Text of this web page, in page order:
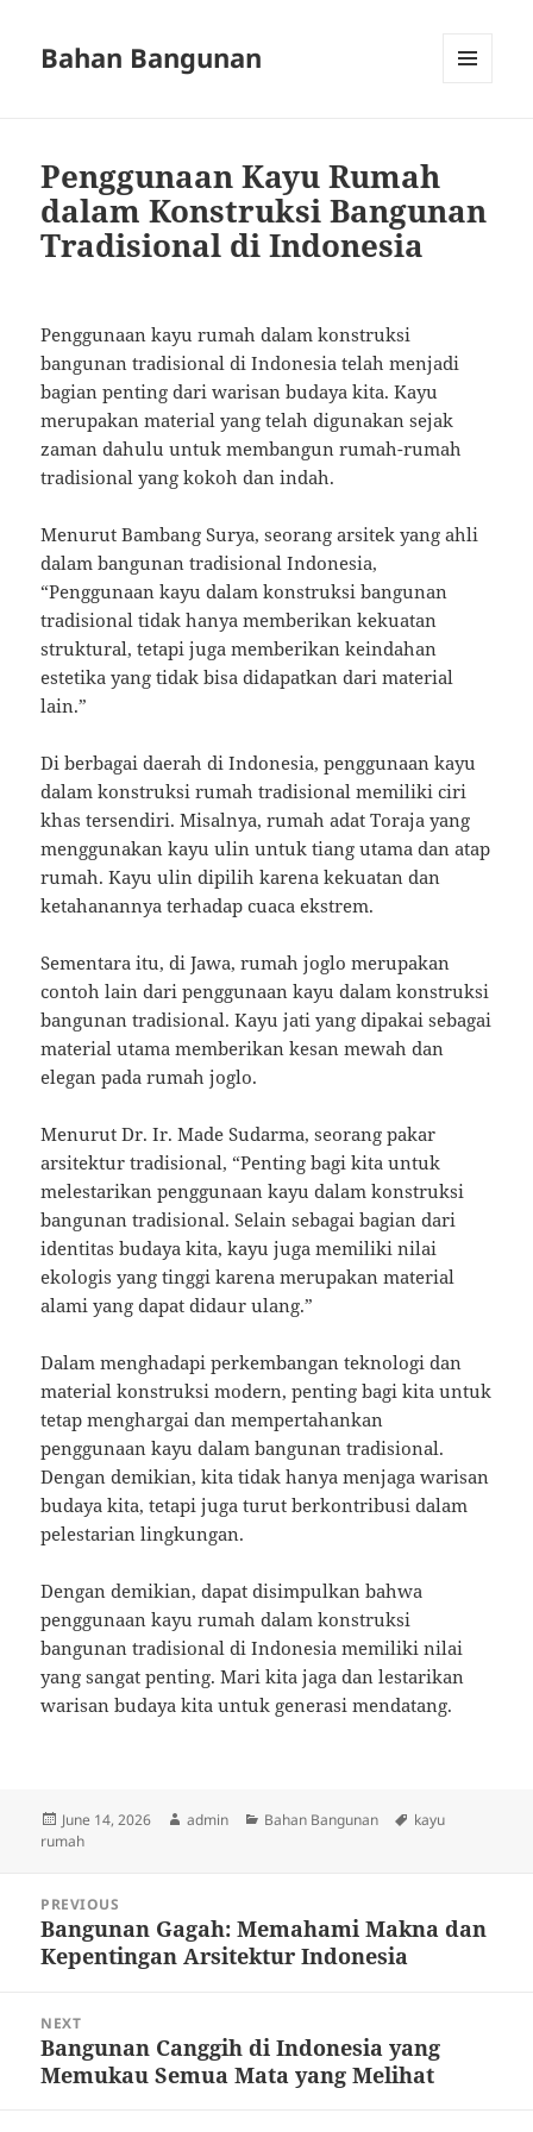
Bahan Bangunan
Penggunaan Kayu Rumah
dalam Konstruksi Bangunan
Tradisional di Indonesia
Penggunaan kayu rumah dalam konstruksi
bangunan tradisional di Indonesia telah menjadi
bagian penting dari warisan budaya kita. Kayu
merupakan material yang telah digunakan sejak
zaman dahulu untuk membangun rumah-rumah
tradisional yang kokoh dan indah.
Menurut Bambang Surya, seorang arsitek yang ahli
dalam bangunan tradisional Indonesia,
“Penggunaan kayu dalam konstruksi bangunan
tradisional tidak hanya memberikan kekuatan
struktural, tetapi juga memberikan keindahan
estetika yang tidak bisa didapatkan dari material
lain.”
Di berbagai daerah di Indonesia, penggunaan kayu
dalam konstruksi rumah tradisional memiliki ciri
khas tersendiri. Misalnya, rumah adat Toraja yang
menggunakan kayu ulin untuk tiang utama dan atap
rumah. Kayu ulin dipilih karena kekuatan dan
ketahanannya terhadap cuaca ekstrem.
Sementara itu, di Jawa, rumah joglo merupakan
contoh lain dari penggunaan kayu dalam konstruksi
bangunan tradisional. Kayu jati yang dipakai sebagai
material utama memberikan kesan mewah dan
elegan pada rumah joglo.
Menurut Dr. Ir. Made Sudarma, seorang pakar
arsitektur tradisional, “Penting bagi kita untuk
melestarikan penggunaan kayu dalam konstruksi
bangunan tradisional. Selain sebagai bagian dari
identitas budaya kita, kayu juga memiliki nilai
ekologis yang tinggi karena merupakan material
alami yang dapat didaur ulang.”
Dalam menghadapi perkembangan teknologi dan
material konstruksi modern, penting bagi kita untuk
tetap menghargai dan mempertahankan
penggunaan kayu dalam bangunan tradisional.
Dengan demikian, kita tidak hanya menjaga warisan
budaya kita, tetapi juga turut berkontribusi dalam
pelestarian lingkungan.
Dengan demikian, dapat disimpulkan bahwa
penggunaan kayu rumah dalam konstruksi
bangunan tradisional di Indonesia memiliki nilai
yang sangat penting. Mari kita jaga dan lestarikan
warisan budaya kita untuk generasi mendatang.
Posted
on
June 14, 2026 Author
admin Categories
Bahan Bangunan Tags
kayu
rumah
navigation
PREVIOUS
Previous
post:
Bangunan Gagah: Memahami Makna dan
Kepentingan Arsitektur Indonesia
NEXT
Next
post:
Bangunan Canggih di Indonesia yang
Memukau Semua Mata yang Melihat